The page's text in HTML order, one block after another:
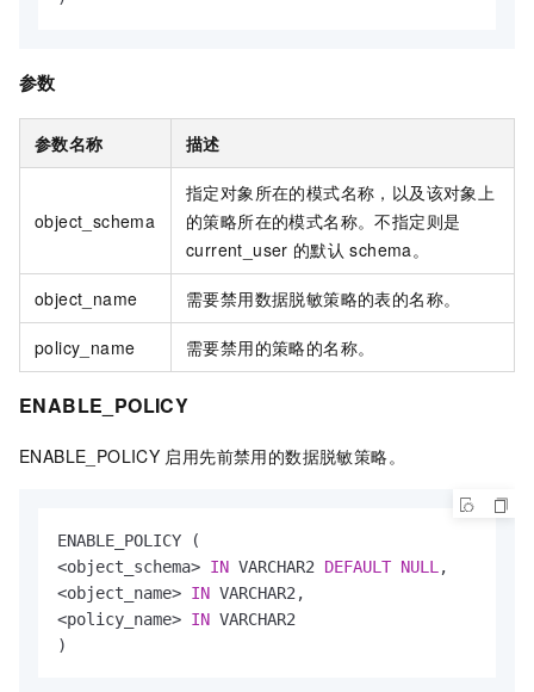
参数
参数名称 描述
object_schema
指定对象所在的模式名称，以及该对象上
的策略所在的模式名称。不指定则是
current_user 的默认 schema。
object_name 需要禁用数据脱敏策略的表的名称。
policy_name 需要禁用的策略的名称。
ENABLE_POLICY
ENABLE_POLICY 启用先前禁用的数据脱敏策略。
<object_schema> IN VARCHAR2 DEFAULT NULL
<object_name> IN
<policy_name> IN VARCHAR2
)